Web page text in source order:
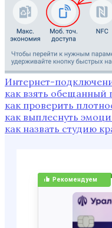
Интернет-
как взять обещанный
как проверить
как выплеснуть
как назвать студию